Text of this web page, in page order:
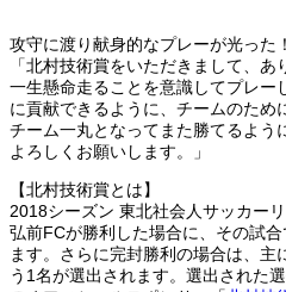
攻守に渡り献身的なプレーが光った
「北村技術賞をいただきまして、
一生懸命走ることを意識してプレー
に貢献できるように、チームのため
チーム一丸となってまた勝てるよう
よろしくお願いします。」
【北村技術賞とは】
2018シーズン 東北社会人サッカー
弘前FCが勝利した場合に、その試
ます。さらに完封勝利の場合は、主
う1名が選出されます。選出された